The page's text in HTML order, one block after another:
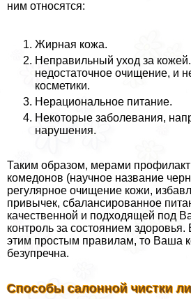
ним относятся:
Жирная кожа.
Неправильный уход за
недостаточное очищение, и
косметики.
Нерациональное питание.
Некоторые заболевания,
нарушения.
Таким образом, мерами
комедонов (научное название
регулярное очищение кожи,
привычек, сбалансированное
качественной и подходящей под
контроль за состоянием
этим простым правилам, то Ваша
безупречна.
Способы салонной чистки